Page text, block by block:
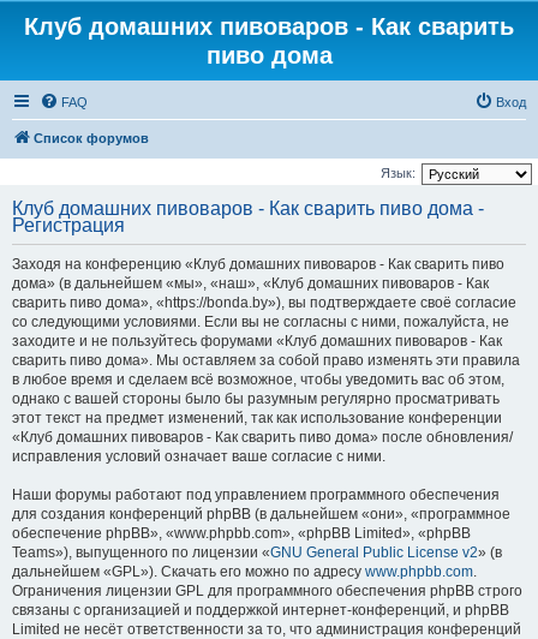
Клуб домашних пивоваров - Как cварить
пиво дома
FAQ Вход
Список форумов
Язык:
Клуб домашних пивоваров - Как cварить пиво дома -
Регистрация
Заходя на конференцию «Клуб домашних пивоваров - Как cварить пиво
дома» (в дальнейшем «мы», «наш», «Клуб домашних пивоваров - Как
cварить пиво дома», «https://bonda.by»), вы подтверждаете своё согласие
со следующими условиями. Если вы не согласны с ними, пожалуйста, не
заходите и не пользуйтесь форумами «Клуб домашних пивоваров - Как
cварить пиво дома». Мы оставляем за собой право изменять эти правила
в любое время и сделаем всё возможное, чтобы уведомить вас об этом,
однако с вашей стороны было бы разумным регулярно просматривать
этот текст на предмет изменений, так как использование конференции
«Клуб домашних пивоваров - Как cварить пиво дома» после обновления/
исправления условий означает ваше согласие с ними.
Наши форумы работают под управлением программного обеспечения
для создания конференций phpBB (в дальнейшем «они», «программное
обеспечение phpBB», «www.phpbb.com», «phpBB Limited», «phpBB
Teams»), выпущенного по лицензии «GNU General Public License v2» (в
дальнейшем «GPL»). Скачать его можно по адресу www.phpbb.com.
Ограничения лицензии GPL для программного обеспечения phpBB строго
связаны с организацией и поддержкой интернет-конференций, и phpBB
Limited не несёт ответственности за то, что администрация конференций